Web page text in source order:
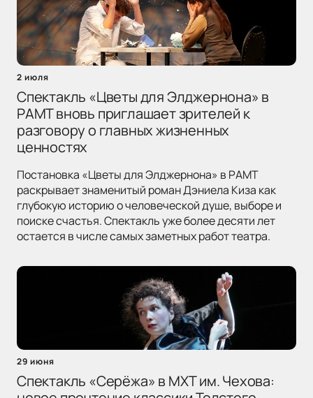
2 июля
Спектакль «Цветы для Элджернона» в
РАМТ вновь приглашает зрителей к
разговору о главных жизненных
ценностях
Постановка «Цветы для Элджернона» в РАМТ
раскрывает знаменитый роман Дэниела Киза как
глубокую историю о человеческой душе, выборе и
поиске счастья. Спектакль уже более десяти лет
остается в числе самых заметных работ театра.
29 июня
Спектакль «Серёжа» в МХТ им. Чехова: